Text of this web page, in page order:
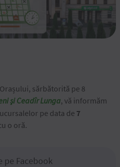
sărbătorită pe 8
și Ceadîr Lunga, vă informăm
pe data de 7
o oră.
pe Facebook